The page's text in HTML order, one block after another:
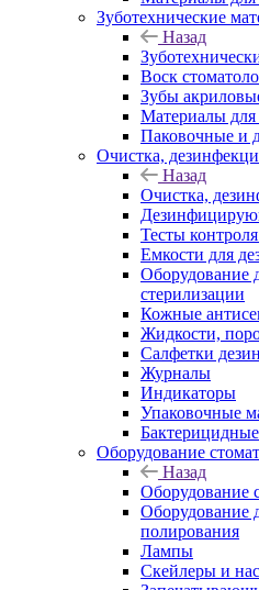
Зуботехнические
Назад
Воск
Зубы
Материалы для
Паковочные и
Очистка,
Назад
Очистка,
Тесты
Емкости для
Оборудование
стерилизации
Кожные
Жидкости,
Салфетки
Журналы
Индикаторы
Упаковочные
Оборудование
Назад
Оборудование
Оборудование
полирования
Лампы
Скейлеры и